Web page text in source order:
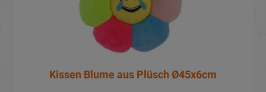
Kissen Blume aus Plüsch Ø45x6cm